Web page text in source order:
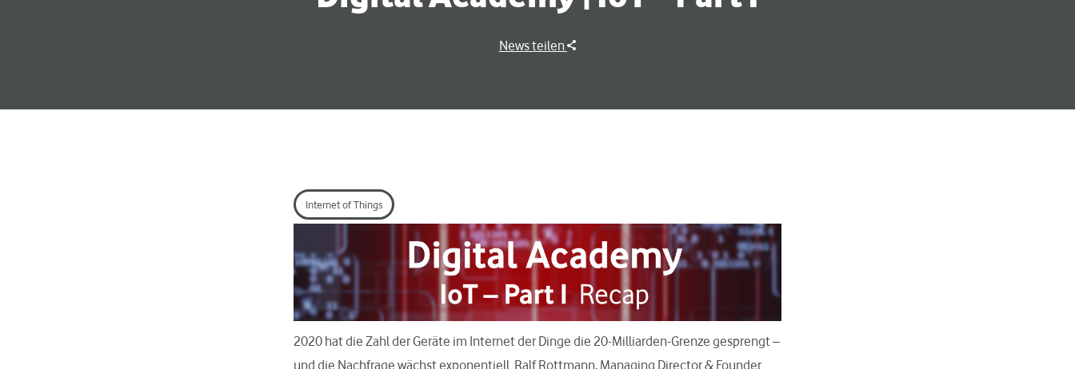
News teilen
Internet of Things
2020 hat die Zahl der Geräte im Internet der Dinge die 20-Milliarden-Grenze gesprengt –
und die Nachfrage wächst exponentiell. Ralf Rottmann, Managing Director & Founder